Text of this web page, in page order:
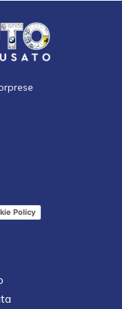
Policy